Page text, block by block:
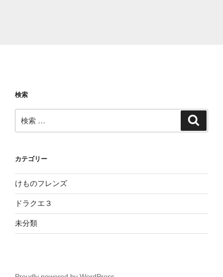
検索
索:
カテゴリー
けものフレンズ
ドラクエ３
未分類